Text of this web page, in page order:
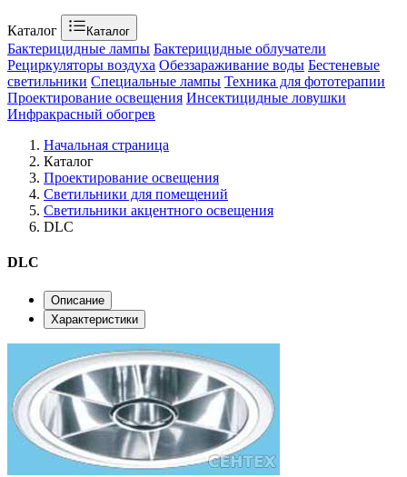
Каталог Каталог
Бактерицидные лампы Бактерицидные облучатели
Рециркуляторы воздуха Обеззараживание воды Бестеневые
светильники Специальные лампы Техника для фототерапии
Проектирование освещения Инсектицидные ловушки
Инфракрасный обогрев
Начальная страница
Каталог
Проектирование освещения
Светильники для помещений
Светильники акцентного освещения
DLC
DLC
Описание
Характеристики